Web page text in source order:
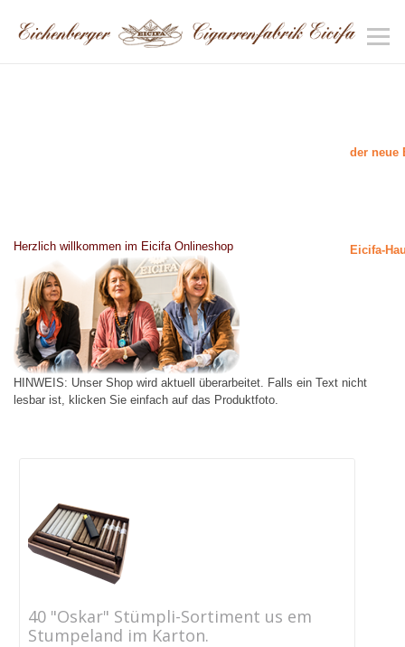
Herzlich willkommen im Eicifa Onlineshop
der neue
Eicifa-
HINWEIS: Unser Shop wird aktuell überarbeitet. Falls ein Text nicht
lesbar ist, klicken Sie einfach auf das Produktfoto.
40 "Oskar" Stümpli-Sortiment us em
Stumpeland im Karton.